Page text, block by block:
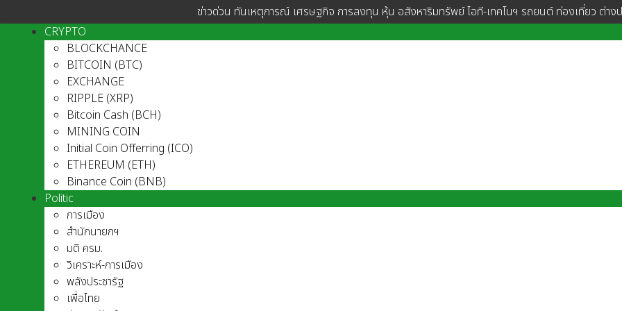
ข่าวด่วน ทันเหตุการณ์ เศรษฐกิจ การลงทุน หุ้น อสังหาริมทรัพย์ ไอที-เทคโนฯ รถยนต์ ท่องเที่ยว ต่างป
CRYPTO
BLOCKCHANCE
BITCOIN (BTC)
EXCHANGE
RIPPLE (XRP)
Bitcoin Cash (BCH)
MINING COIN
Initial Coin Offerring (ICO)
ETHEREUM (ETH)
Binance Coin (BNB)
Politic
การเมือง
สำนักนายกฯ
มติ ครม.
วิเคราะห์-การเมือง
พลังประชารัฐ
เพื่อไทย